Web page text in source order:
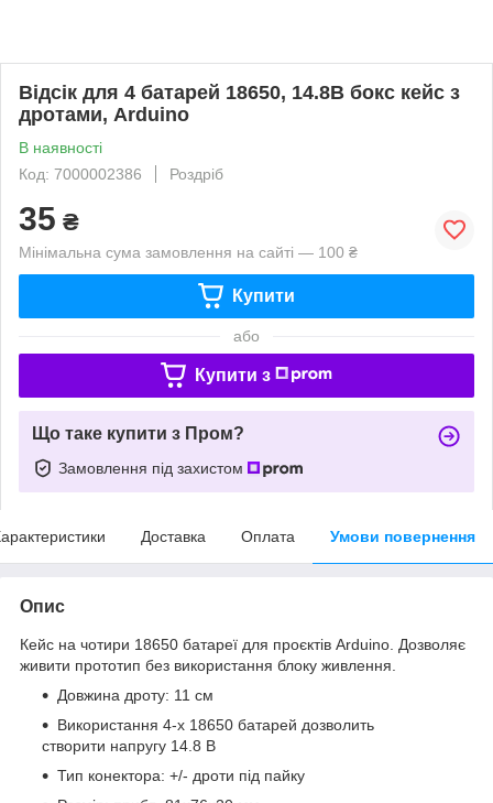
Відсік для 4 батарей 18650, 14.8В бокс кейс з
дротами, Arduino
В наявності
Код: 7000002386
Роздріб
35 ₴
Мінімальна сума замовлення на сайті — 100 ₴
Купити
або
Купити з
Що таке купити з Пром?
Замовлення під захистом
Доставка Оплата Умови повернення
Опис
Кейс на чотири 18650 батареї для проєктів Arduino. Дозволяє
живити прототип без використання блоку живлення.
Довжина дроту: 11 см
Використання 4-х 18650 батарей дозволить
створити напругу 14.8 В
Тип конектора: +/- дроти під пайку